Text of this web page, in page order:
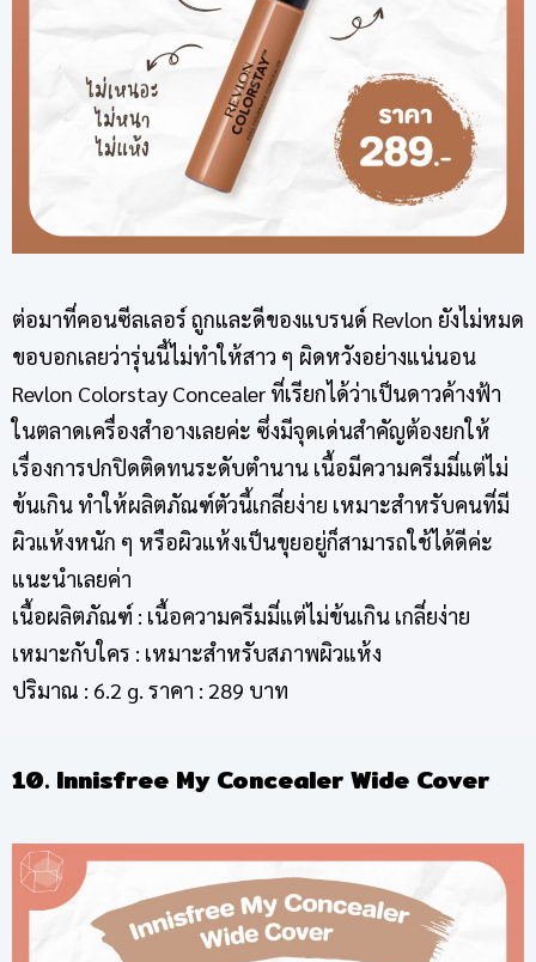
ต่อมาที่คอนซีลเลอร์ ถูกและดีของแบรนด์ Revlon ยังไม่หมด
ขอบอกเลยว่ารุ่นนี้ไม่ทำให้สาว ๆ ผิดหวังอย่างแน่นอน
Revlon Colorstay Concealer ที่เรียกได้ว่าเป็นดาวค้างฟ้า
ในตลาดเครื่องสำอางเลยค่ะ ซึ่งมีจุดเด่นสำคัญต้องยกให้
เรื่องการปกปิดติดทนระดับตำนาน เนื้อมีความครีมมี่แต่ไม่
ข้นเกิน ทำให้ผลิตภัณฑ์ตัวนี้เกลี่ยง่าย เหมาะสำหรับคนที่มี
ผิวแห้งหนัก ๆ หรือผิวแห้งเป็นขุยอยู่ก็สามารถใช้ได้ดีค่ะ
แนะนำเลยค่า
เนื้อผลิตภัณฑ์ : เนื้อความครีมมี่แต่ไม่ข้นเกิน เกลี่ยง่าย
เหมาะกับใคร : เหมาะสำหรับสภาพผิวแห้ง
ปริมาณ : 6.2 g. ราคา : 289 บาท
10. Innisfree My Concealer Wide Cover